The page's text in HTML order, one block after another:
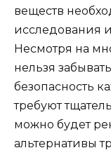
веществ
исследования
Несмотря на
нельзя
безопасность
требуют
можно будет
альтернативы